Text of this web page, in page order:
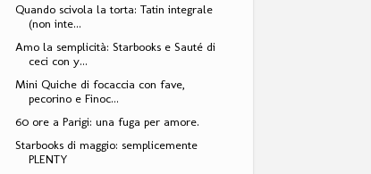
Quando scivola la torta: Tatin integrale
(non inte...
Amo la semplicità: Starbooks e Sauté di
ceci con y...
Mini Quiche di focaccia con fave,
pecorino e Finoc...
60 ore a Parigi: una fuga per amore.
Starbooks di maggio: semplicemente
PLENTY